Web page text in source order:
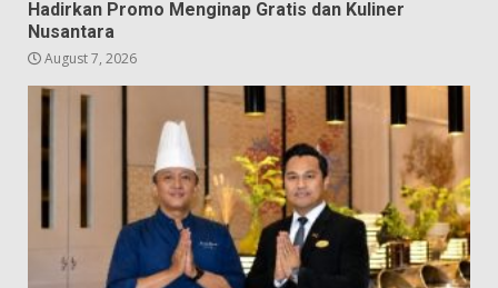
Hadirkan Promo Menginap Gratis dan Kuliner
Nusantara
August 7, 2026